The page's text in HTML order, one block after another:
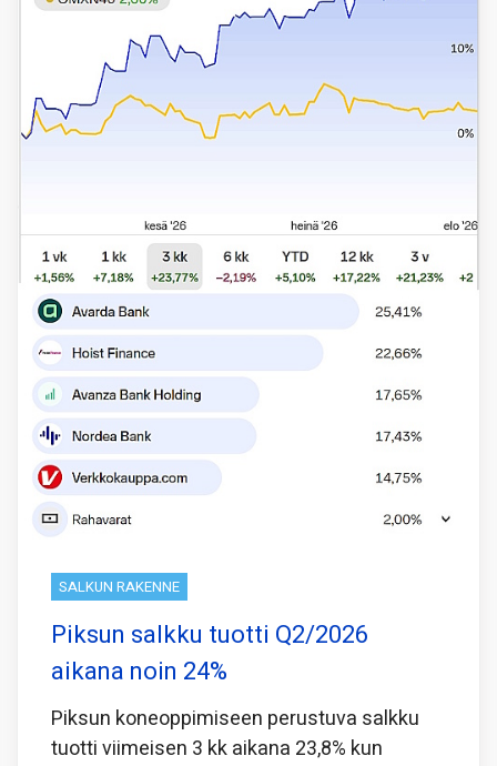
SALKUN RAKENNE
Piksun salkku tuotti Q2/2026
aikana noin 24%
Piksun koneoppimiseen perustuva salkku
tuotti viimeisen 3 kk aikana 23,8% kun